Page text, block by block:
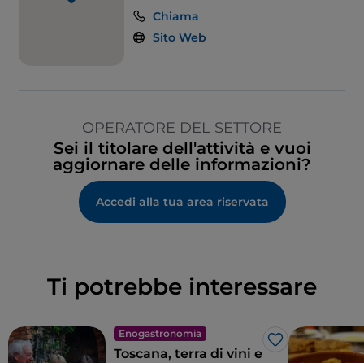
Chiama
Sito Web
OPERATORE DEL SETTORE
Sei il titolare dell'attività e vuoi
aggiornare delle informazioni?
Accedi alla tua area riservata
Ti potrebbe interessare
Enogastronomia
Like
Toscana, terra di vini e